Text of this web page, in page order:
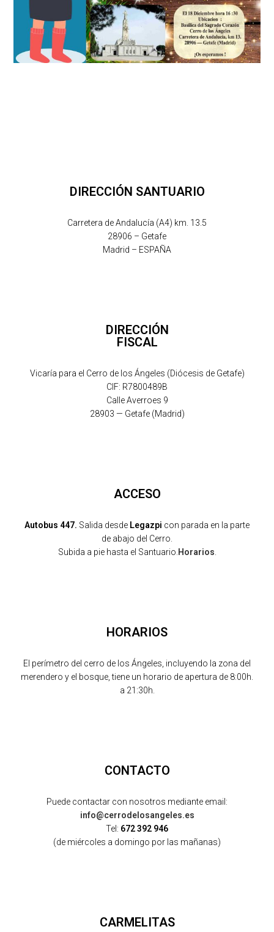
DIRECCIÓN SANTUARIO
Carretera de Andalucía (A4) km. 13.5
28906 – Getafe
Madrid – ESPAÑA
DIRECCIÓN
FISCAL
Vicaría para el Cerro de los Ángeles (Diócesis de Getafe)
CIF: R7800489B
Calle Averroes 9
28903 — Getafe (Madrid)
ACCESO
Autobus 447. Salida desde Legazpi con parada en la parte
de abajo del Cerro.
Subida a pie hasta el Santuario. Horarios
HORARIOS
El perímetro del cerro de los Ángeles, incluyendo la zona del
merendero y el bosque, tiene un horario de apertura de 8:00h.
a 21:30h.
CONTACTO
Puede contactar con nosotros mediante email:
info@cerrodelosangeles.es
Tel: 672 392 946
(de miércoles a domingo por las mañanas)
CARMELITAS